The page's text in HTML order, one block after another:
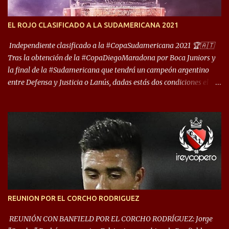
foco de atención es la convivencia Independiente - Racing. “No
deporte”, afirmó Facundo Moyano. “Creo que Avellaneda...
EL ROJO CLASIFICADO A LA SUDAMERICANA 2021
Independiente clasificado a la #CopaSudamericana 2021 🏆🇦🇹
Tras la obtención de la #CopaDiegoMaradona por Boca Juniors y
la final de la #Sudamericana que tendrá un campeón argentino
entre Defensa y Justicia o Lanús, dadas estás dos condiciones el
que iniciará en fase de grupos con 6 partidos, de los cuales sólo los
primeros de cada grupo jugarán los 8vos. con los 3ros. mejores de
las fases de grupos de la #CopaLibertadores 2021. ¡Este año hay
noche de Copas Rey! ⚽🇦🇹👑🏆.
REUNION POR EL CORCHO RODRIGUEZ
REUNIÓN CON BANFIELD POR EL CORCHO RODRÍGUEZ: Jorge